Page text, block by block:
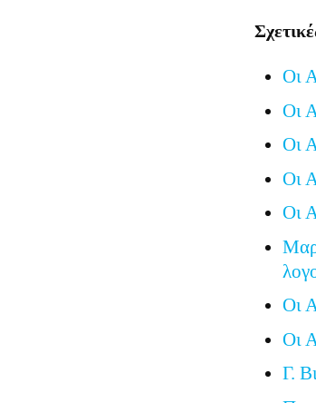
Οι
Οι
Οι
Οι
Οι
Οι
Οι
Γ.